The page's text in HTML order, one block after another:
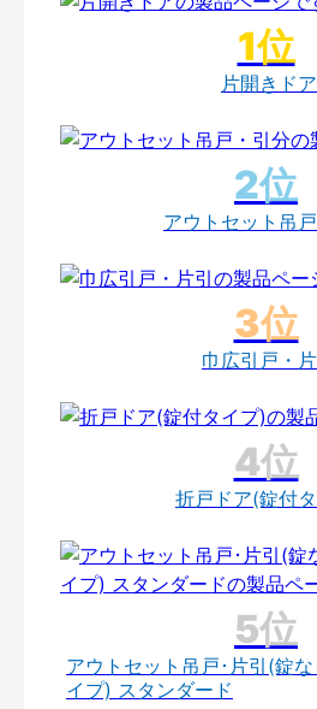
片開きドア
アウトセット吊
巾広引戸・
折戸ドア(錠付
アウトセット吊戸･片引(錠
イプ) スタンダード